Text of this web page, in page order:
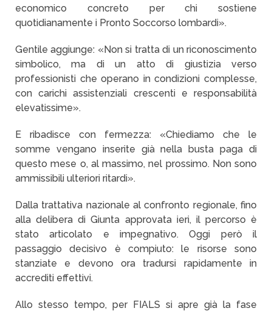
economico concreto per chi sostiene
quotidianamente i Pronto Soccorso lombardi».
Gentile aggiunge: «Non si tratta di un riconoscimento
simbolico, ma di un atto di giustizia verso
professionisti che operano in condizioni complesse,
con carichi assistenziali crescenti e responsabilità
elevatissime».
E ribadisce con fermezza: «Chiediamo che le
somme vengano inserite già nella busta paga di
questo mese o, al massimo, nel prossimo. Non sono
ammissibili ulteriori ritardi».
Dalla trattativa nazionale al confronto regionale, fino
alla delibera di Giunta approvata ieri, il percorso è
stato articolato e impegnativo. Oggi però il
passaggio decisivo è compiuto: le risorse sono
stanziate e devono ora tradursi rapidamente in
accrediti effettivi.
Allo stesso tempo, per FIALS si apre già la fase